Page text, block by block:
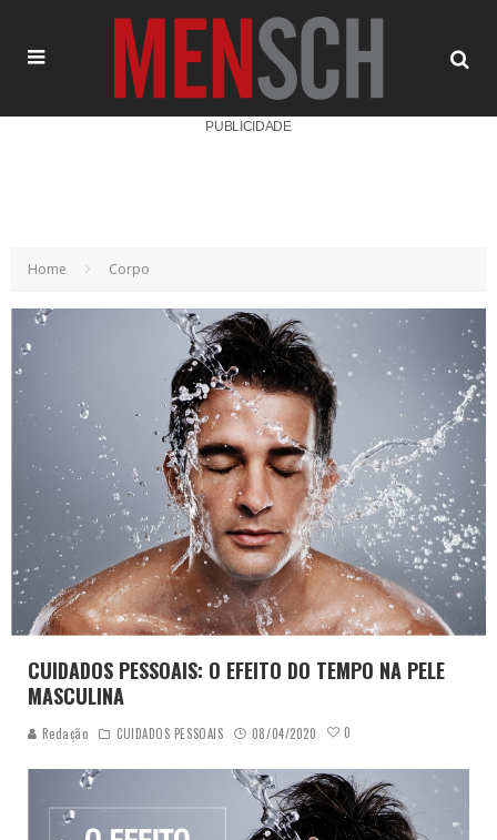
PUBLICIDADE
Home Corpo
CUIDADOS PESSOAIS: O EFEITO DO TEMPO NA PELE
MASCULINA
Redação CUIDADOS PESSOAIS 08/04/2020 0